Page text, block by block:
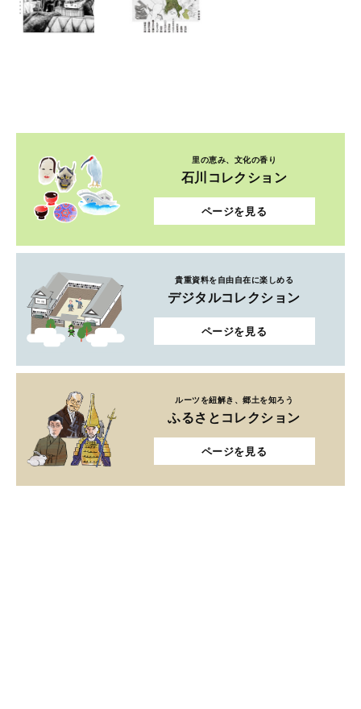
里の恵み、文化の香り
石川コレクション
ページを見る
貴重資料を自由自在に楽しめる
デジタルコレクション
ページを見る
ルーツを紐解き、郷土を知ろう
ふるさとコレクション
ページを見る